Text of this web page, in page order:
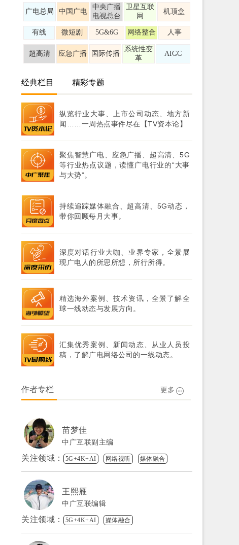
广电总局 中国广电
中央广播
电视总台
卫星互联
网
机顶盒
有线 微短剧 5G&6G 网络整合 人事
超高清 应急广播 国际传播
系统性变
革
AIGC
经典栏目 精彩专题
纵览行业大事、上市公司动态、地方新
闻……一周热点事件尽在【TV资本论】
聚焦智慧广电、应急广播、超高清、5G
等行业热点议题，读懂广电行业的“大事
与大势”。
持续追踪媒体融合、超高清、5G动态，
带你回顾每月大事。
深度对话行业大咖、业界专家，全景展
现广电人的所思所想，所行所得。
精选海外案例、技术资讯，全景了解全
球一线动态与发展方向。
汇集优秀案例、新闻动态、从业人员投
稿，了解广电网络公司的一线动态。
作者专栏 更多
苗梦佳
中广互联副主编
关注领域： 5G+4K+AI 网络视听 媒体融合
王熙雁
中广互联编辑
关注领域： 5G+4K+AI 媒体融合